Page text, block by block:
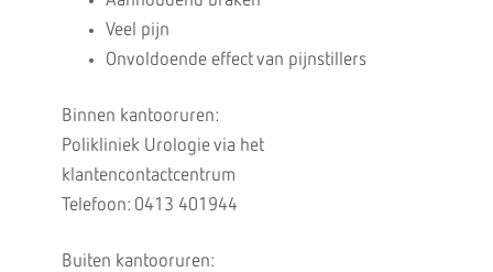
Veel pijn
Onvoldoende effect van pijnstillers
Binnen kantooruren:
Polikliniek Urologie via het
klantencontactcentrum
Telefoon: 0413 401944
Buiten kantooruren: